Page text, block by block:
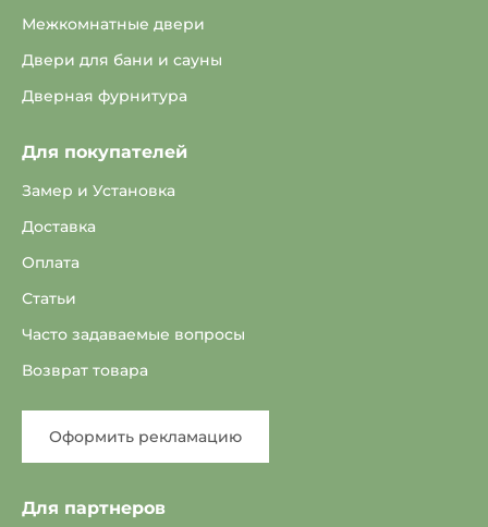
Межкомнатные двери
Двери для бани и сауны
Дверная фурнитура
Для покупателей
Замер и Установка
Доставка
Оплата
Статьи
Часто задаваемые вопросы
Возврат товара
Оформить рекламацию
Для партнеров